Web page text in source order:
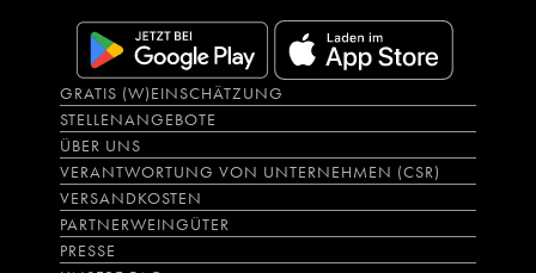
GRATIS (W)EINSCHÄTZUNG
STELLENANGEBOTE
ÜBER UNS
VERANTWORTUNG VON UNTERNEHMEN (CSR)
VERSANDKOSTEN
PARTNERWEINGÜTER
PRESSE